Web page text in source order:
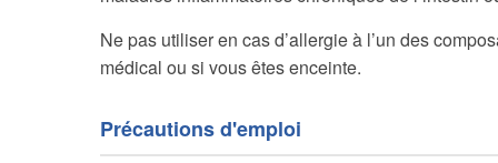
Ne pas utiliser en cas d’allergie à l’un des
médical ou si vous êtes enceinte.
Précautions d'emploi